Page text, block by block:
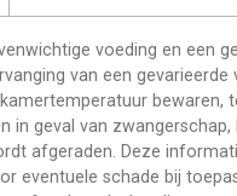
voeding en een
van een gevarieerde
bewaren,
in geval van
afgeraden. Deze
eventuele schade bij